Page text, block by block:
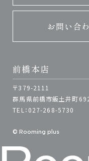
お問い合
前橋本店
〒379-2111
群馬県前橋市飯土井町
TEL：027-268-5730
© Rooming plus